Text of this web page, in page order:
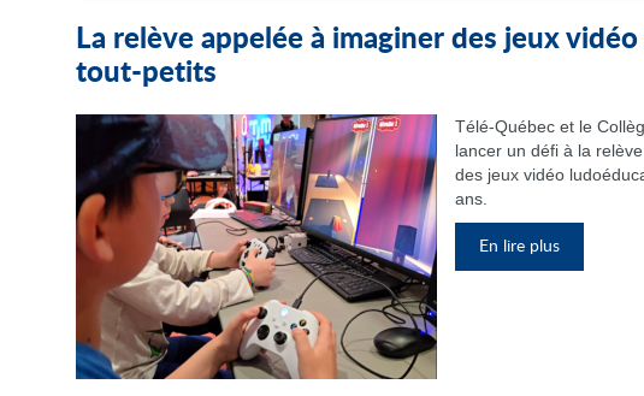
La relève appelée à imaginer des jeux
tout-petits
Télé-Québec et le
lancer un défi à la
des jeux vidéo
ans.
En lire plus